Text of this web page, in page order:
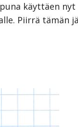
käyttäen
Piirrä tämän